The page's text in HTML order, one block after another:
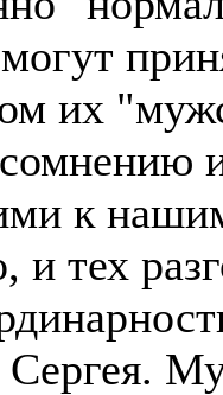
их
к
и тех